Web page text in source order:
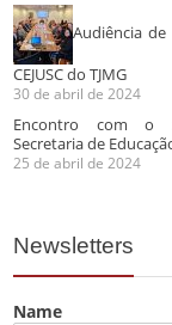
Audiência
CEJUSC do TJMG
30 de abril de 2024
Encontro com o
Secretaria de
25 de abril de 2024
Newsletters
Name